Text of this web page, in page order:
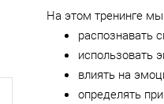
На этом тренинге
распознавать
использовать
влиять на
определять